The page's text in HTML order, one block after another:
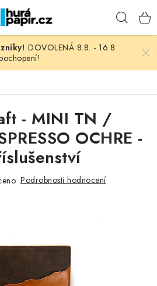
DOVOLENÁ 8.8. - 16.8.
- MINI TN /
OCHRE -
Podrobnosti hodnocení